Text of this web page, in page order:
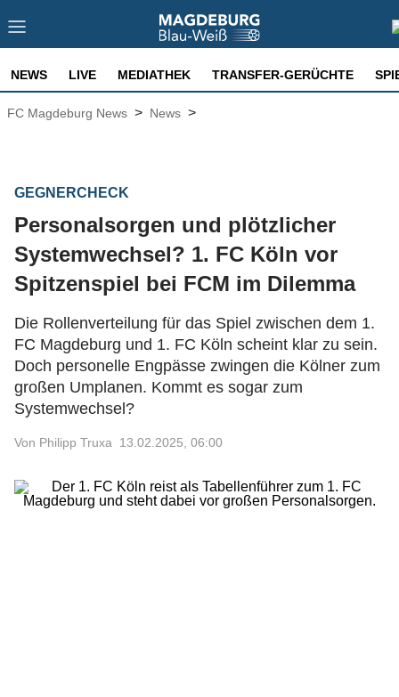
NEWS LIVE MEDIATHEK TRANSFER-GERÜCHTE
FC Magdeburg News > News >
GEGNERCHECK
Personalsorgen und plötzlicher
Systemwechsel? 1. FC Köln vor
Spitzenspiel bei FCM im Dilemma
Die Rollenverteilung für das Spiel zwischen dem 1.
FC Magdeburg und 1. FC Köln scheint klar zu sein.
Doch personelle Engpässe zwingen die Kölner zum
großen Umplanen. Kommt es sogar zum
Systemwechsel?
Von Philipp Truxa 13.02.2025, 06:00